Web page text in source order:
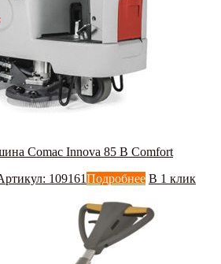
Comac Innova 85 B Comfort
109161Подробнее В 1 клик